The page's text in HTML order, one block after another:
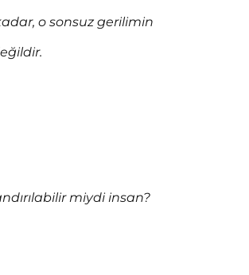
o sonsuz gerilimin
miydi insan?